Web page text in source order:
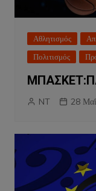
Αθλητισμός
Πολιτισμός
NT 28